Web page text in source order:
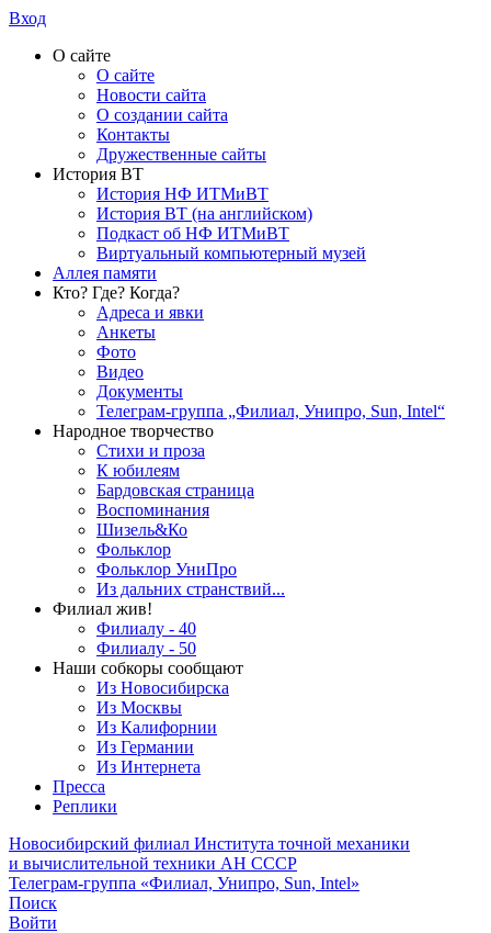
Вход
О сайте
О сайте
Новости сайта
О создании сайта
Контакты
Дружественные сайты
История ВТ
История НФ ИТМиВТ
История ВТ (на английском)
Подкаст об НФ ИТМиВТ
Виртуальный компьютерный музей
Аллея памяти
Кто? Где? Когда?
Адреса и явки
Анкеты
Фото
Видео
Документы
Телеграм-группа „Филиал, Унипро, Sun, Intel“
Народное творчество
Стихи и проза
К юбилеям
Бардовская страница
Воспоминания
Шизель&Ко
Фольклор
Фольклор УниПро
Из дальних странствий...
Филиал жив!
Филиалу - 40
Филиалу - 50
Наши собкоры сообщают
Из Новосибирска
Из Москвы
Из Калифорнии
Из Германии
Из Интернета
Пресса
Реплики
Новосибирский филиал Института точной механики
и вычислительной техники АН СССР
Телеграм-группа «Филиал, Унипро, Sun, Intel»
Поиск
Войти